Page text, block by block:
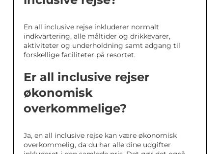
En all inclusive rejse inkluderer normalt
indkvartering, alle måltider og drikkevarer,
aktiviteter og underholdning samt adgang til
forskellige faciliteter på resortet.
Er all inclusive rejser
økonomisk
overkommelige?
Ja, en all inclusive rejse kan være økonomisk
overkommelig, da du har alle dine udgifter